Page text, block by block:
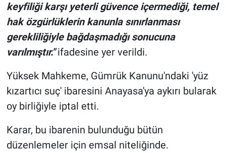
keyfiliği karşı yeterli güvence içermediği, temel
hak özgürlüklerin kanunla sınırlanması
gerekliliğiyle bağdaşmadığı sonucuna
varılmıştır."ifadesine yer verildi.
Yüksek Mahkeme, Gümrük Kanunu'ndaki 'yüz
kızartıcı suç' ibaresini Anayasa'ya aykırı bularak
oy birliğiyle iptal etti.
Karar, bu ibarenin bulunduğu bütün
düzenlemeler için emsal niteliğinde.